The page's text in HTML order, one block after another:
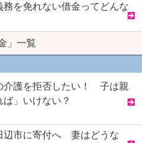
を免れない借金ってどんな
」一覧
介護を拒否したい！ 子は親
」いけない？
辺市に寄付へ 妻はどうな